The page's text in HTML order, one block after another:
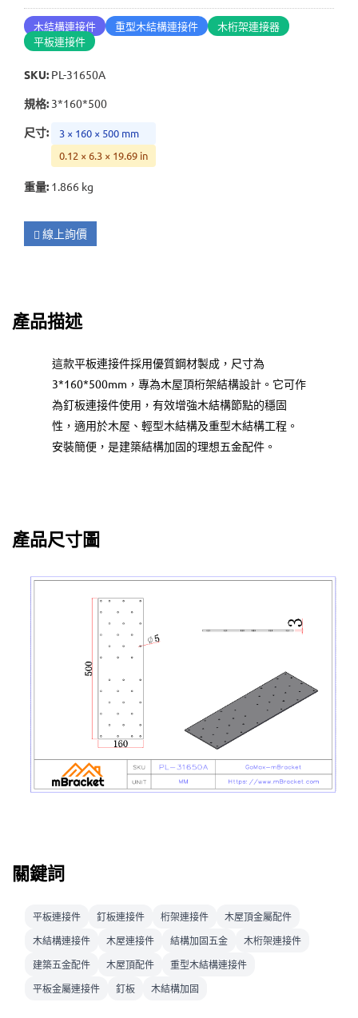
木結構連接件 重型木結構連接件
木桁架連接器
平板連接件
SKU: PL-31650A
規格: 3*160*500
尺寸:
3 × 160 × 500 mm
0.12 × 6.3 × 19.69 in
重量: 1.866 kg
線上詢價
產品描述
這款平板連接件採用優質鋼材製成，尺寸為
3*160*500mm，專為木屋頂桁架結構設計。它可作
為釘板連接件使用，有效增強木結構節點的穩固
性，適用於木屋、輕型木結構及重型木結構工程。
安裝簡便，是建築結構加固的理想五金配件。
產品尺寸圖
關鍵詞
平板連接件 釘板連接件 桁架連接件
木屋頂金屬配件
木結構連接件
木屋連接件 結構加固五金
木桁架連接件
建築五金配件
木屋頂配件
重型木結構連接件
平板金屬連接件
釘板 木結構加固